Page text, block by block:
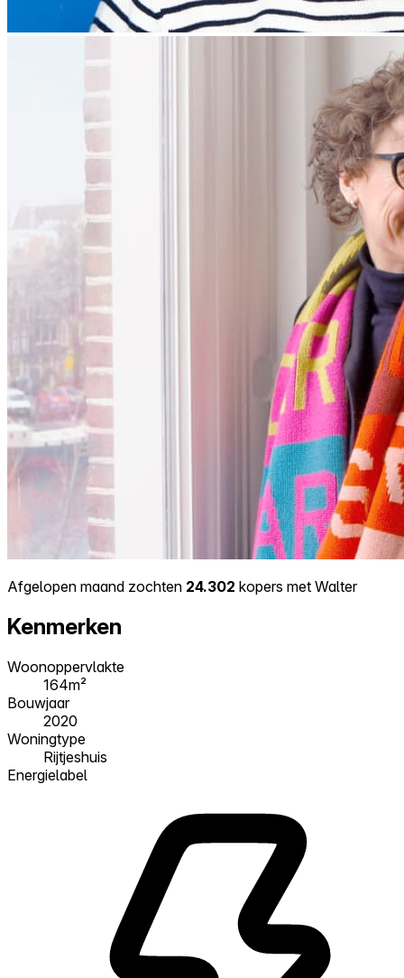
Afgelopen maand zochten 24.302 kopers met Walter
Kenmerken
Woonoppervlakte
164m²
Bouwjaar
2020
Woningtype
Rijtjeshuis
Energielabel